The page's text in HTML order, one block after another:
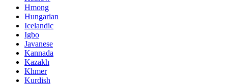
Hmong
Hungarian
Icelandic
Igbo
Javanese
Kannada
Kazakh
Khmer
Kurdish